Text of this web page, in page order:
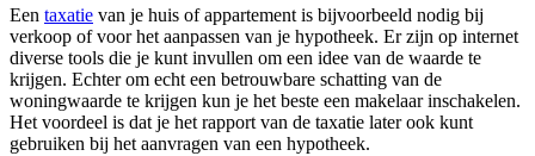
Een taxatie van je huis of appartement is bijvoorbeeld nodig bij
verkoop of voor het aanpassen van je hypotheek. Er zijn op internet
diverse tools die je kunt invullen om een idee van de waarde te
krijgen. Echter om echt een betrouwbare schatting van de
woningwaarde te krijgen kun je het beste een makelaar inschakelen.
Het voordeel is dat je het rapport van de taxatie later ook kunt
gebruiken bij het aanvragen van een hypotheek.